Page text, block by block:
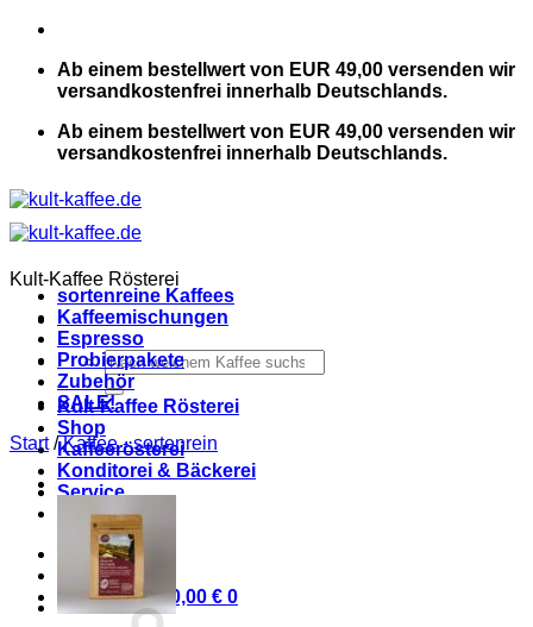
Zum
springenAb einem bestellwert von EUR 49,00 versenden wir
versandkostenfrei innerhalb Deutschlands.
Ab einem bestellwert von EUR 49,00 versenden wir
versandkostenfrei innerhalb Deutschlands.
Kult-Kaffee Rösterei
Suchen
nach:
Kult-Kaffee Rösterei
Shop
Kaffeerösterei
Konditorei & Bäckerei
Service
Kontakt
Anmelden
Warenkorb /0,00 € 0
sortenreine Kaffees
Kaffeemischungen
Espresso
Probierpakete
Zubehör
SALE!
Start / Kaffee - sortenrein